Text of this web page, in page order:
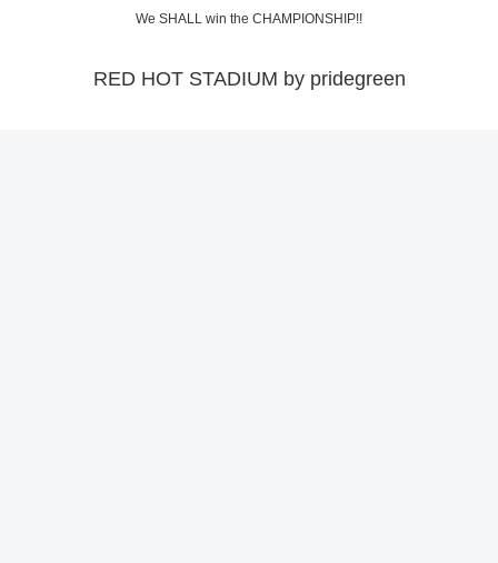
We SHALL win the CHAMPIONSHIP!!
RED HOT STADIUM by pridegreen